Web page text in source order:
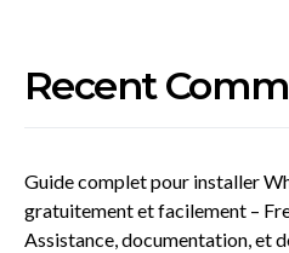
Recent
Guide complet pour installer
gratuitement et facilement –
Assistance, documentation, et